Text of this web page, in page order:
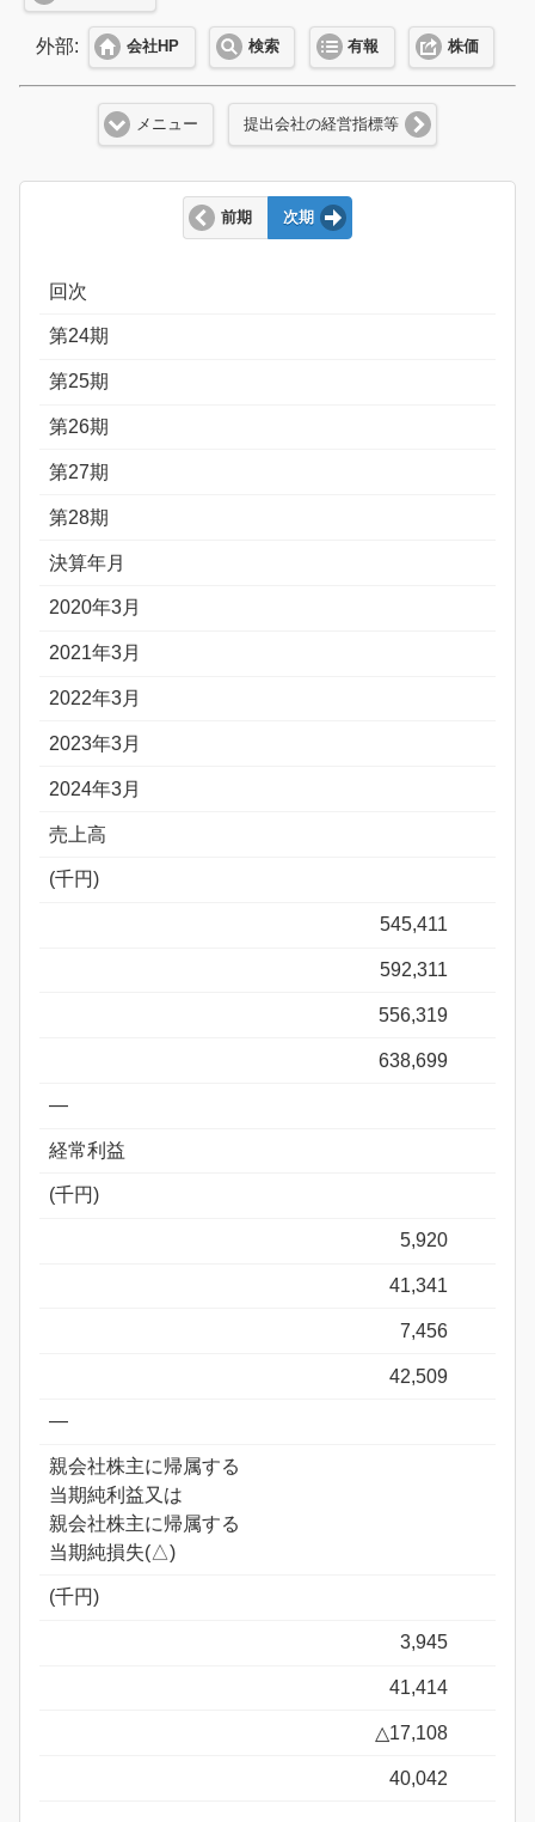
外部: 会社HP 検索 有報 株価
メニュー 提出会社の経営指標等
前期 次期
回次
第24期
第25期
第26期
第27期
第28期
決算年月
2020年3月
2021年3月
2022年3月
2023年3月
2024年3月
売上高
(千円)
545,411
592,311
556,319
638,699
―
経常利益
(千円)
5,920
41,341
7,456
42,509
―
親会社株主に帰属する
当期純利益又は
親会社株主に帰属する
当期純損失(△)
(千円)
3,945
41,414
△17,108
40,042